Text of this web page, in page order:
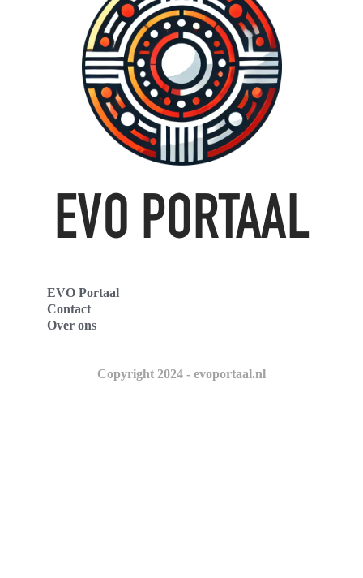
EVO Portaal
Contact
Over ons
Copyright 2024 - evoportaal.nl